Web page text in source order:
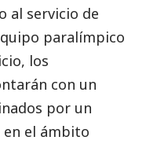
al servicio de
paralímpico
los
con un
por un
en el ámbito